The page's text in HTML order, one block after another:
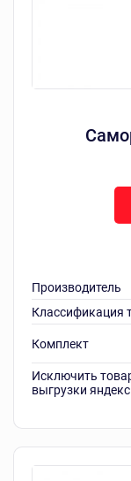
Производитель
Классификация
Комплект
Исключить
выгрузки яндекс